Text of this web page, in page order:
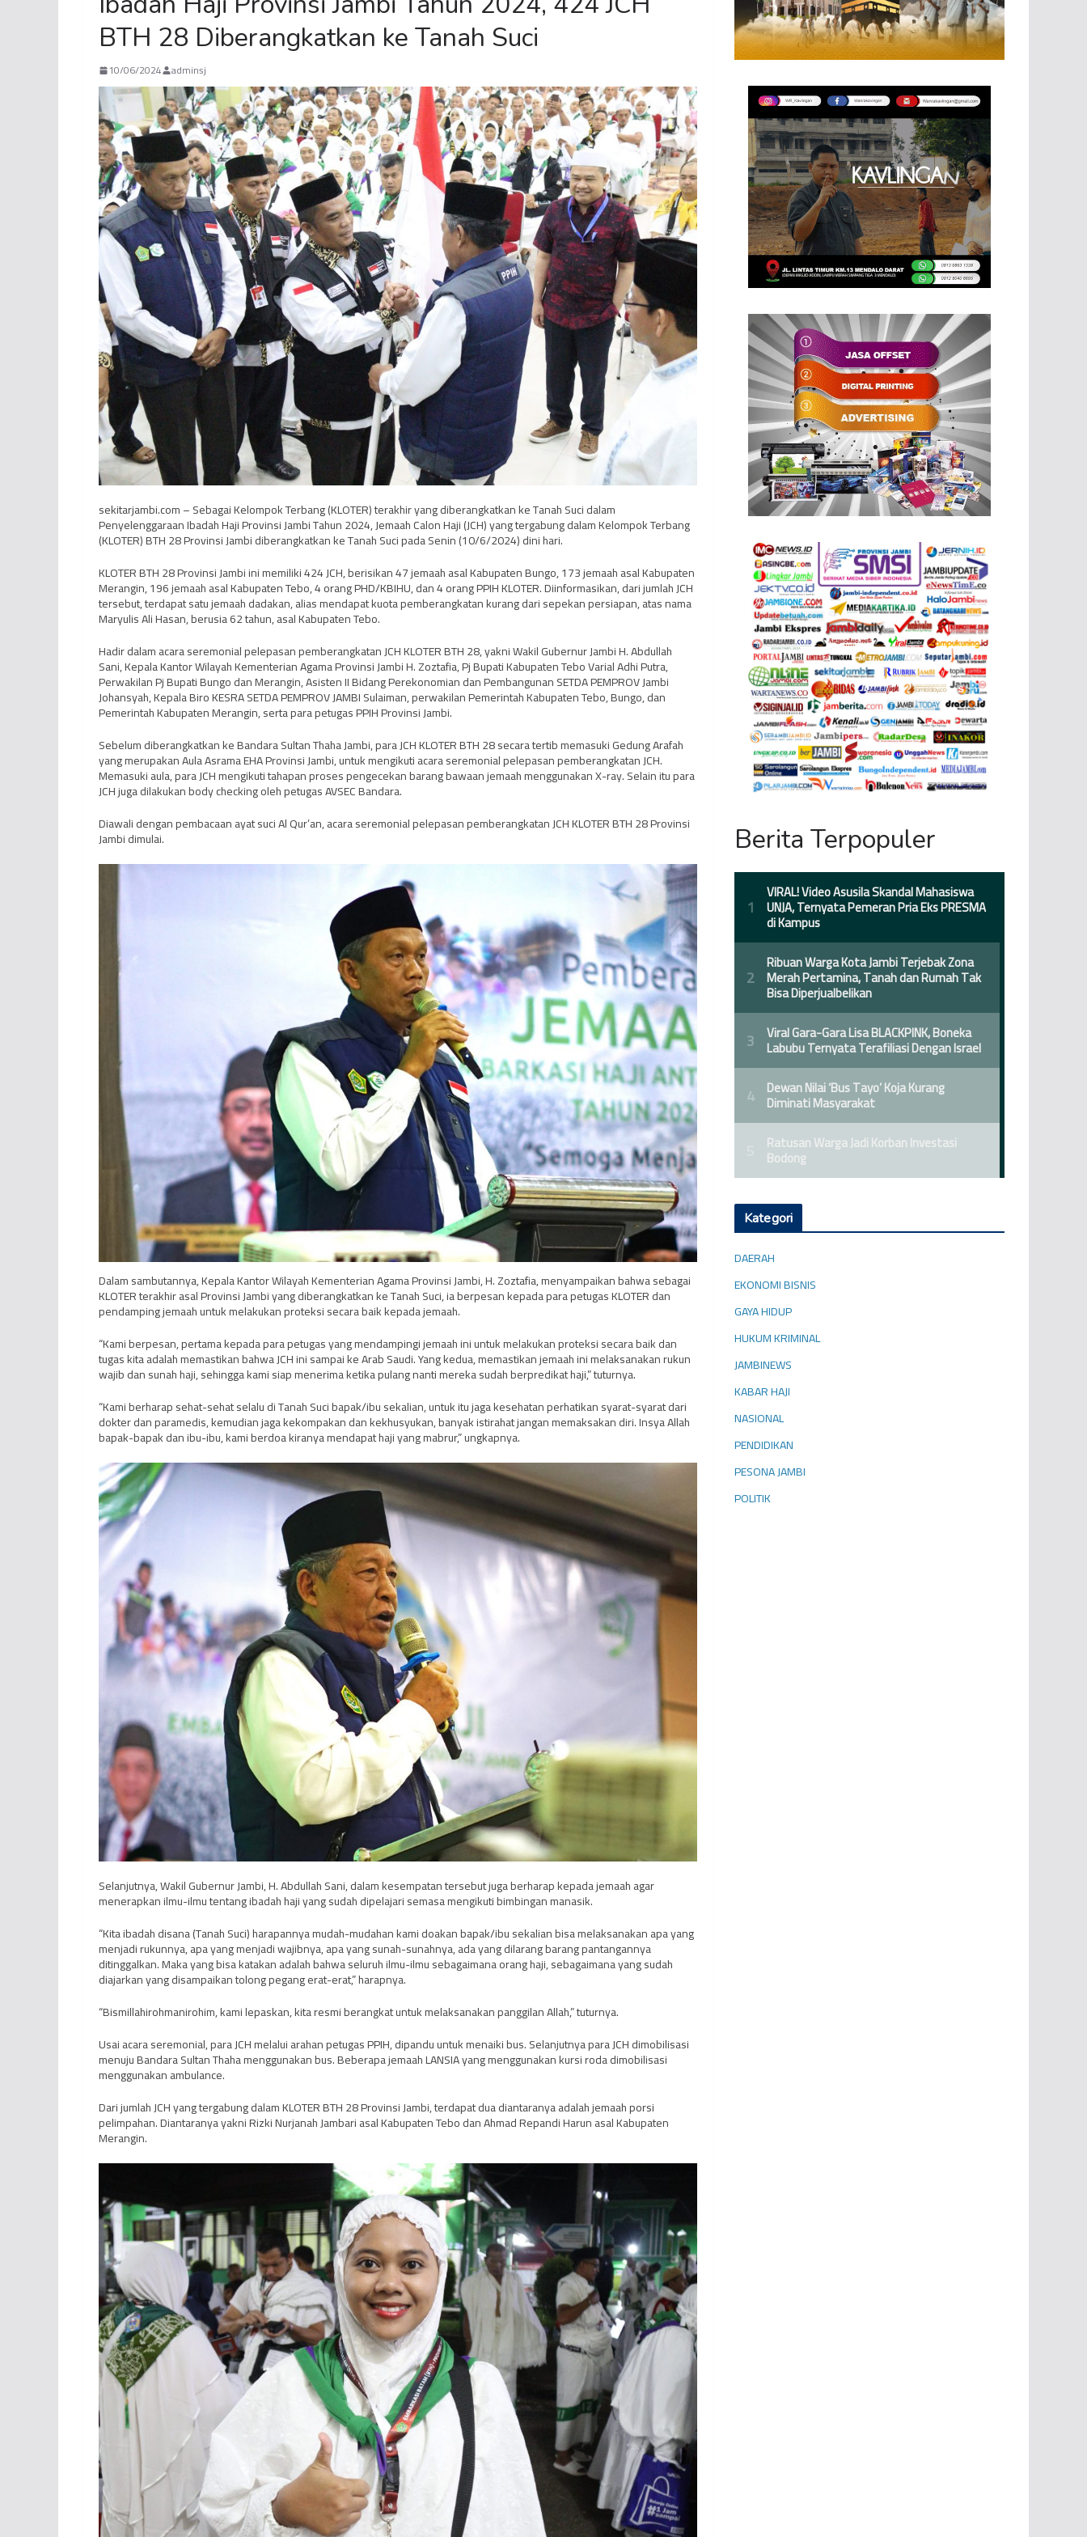
BTH 28 Diberangkatkan ke Tanah Suci
10/06/2024 adminsj
sekitarjambi.com – Sebagai Kelompok Terbang (KLOTER) terakhir yang diberangkatkan ke Tanah Suci dalam
Penyelenggaraan Ibadah Haji Provinsi Jambi Tahun 2024, Jemaah Calon Haji (JCH) yang tergabung dalam Kelompok Terbang
(KLOTER) BTH 28 Provinsi Jambi diberangkatkan ke Tanah Suci pada Senin (10/6/2024) dini hari.
KLOTER BTH 28 Provinsi Jambi ini memiliki 424 JCH, berisikan 47 jemaah asal Kabupaten Bungo, 173 jemaah asal Kabupaten
Merangin, 196 jemaah asal Kabupaten Tebo, 4 orang PHD/KBIHU, dan 4 orang PPIH KLOTER. Diinformasikan, dari jumlah JCH
tersebut, terdapat satu jemaah dadakan, alias mendapat kuota pemberangkatan kurang dari sepekan persiapan, atas nama
Maryulis Ali Hasan, berusia 62 tahun, asal Kabupaten Tebo.
Hadir dalam acara seremonial pelepasan pemberangkatan JCH KLOTER BTH 28, yakni Wakil Gubernur Jambi H. Abdullah
Sani, Kepala Kantor Wilayah Kementerian Agama Provinsi Jambi H. Zoztafia, Pj Bupati Kabupaten Tebo Varial Adhi Putra,
Perwakilan Pj Bupati Bungo dan Merangin, Asisten II Bidang Perekonomian dan Pembangunan SETDA PEMPROV Jambi
Johansyah, Kepala Biro KESRA SETDA PEMPROV JAMBI Sulaiman, perwakilan Pemerintah Kabupaten Tebo, Bungo, dan
Pemerintah Kabupaten Merangin, serta para petugas PPIH Provinsi Jambi.
Sebelum diberangkatkan ke Bandara Sultan Thaha Jambi, para JCH KLOTER BTH 28 secara tertib memasuki Gedung Arafah
yang merupakan Aula Asrama EHA Provinsi Jambi, untuk mengikuti acara seremonial pelepasan pemberangkatan JCH.
Memasuki aula, para JCH mengikuti tahapan proses pengecekan barang bawaan jemaah menggunakan X-ray. Selain itu para
JCH juga dilakukan body checking oleh petugas AVSEC Bandara.
Diawali dengan pembacaan ayat suci Al Qur’an, acara seremonial pelepasan pemberangkatan JCH KLOTER BTH 28 Provinsi
Jambi dimulai.
Dalam sambutannya, Kepala Kantor Wilayah Kementerian Agama Provinsi Jambi, H. Zoztafia, menyampaikan bahwa sebagai
KLOTER terakhir asal Provinsi Jambi yang diberangkatkan ke Tanah Suci, ia berpesan kepada para petugas KLOTER dan
pendamping jemaah untuk melakukan proteksi secara baik kepada jemaah.
“Kami berpesan, pertama kepada para petugas yang mendampingi jemaah ini untuk melakukan proteksi secara baik dan
tugas kita adalah memastikan bahwa JCH ini sampai ke Arab Saudi. Yang kedua, memastikan jemaah ini melaksanakan rukun
wajib dan sunah haji, sehingga kami siap menerima ketika pulang nanti mereka sudah berpredikat haji,” tuturnya.
“Kami berharap sehat-sehat selalu di Tanah Suci bapak/ibu sekalian, untuk itu jaga kesehatan perhatikan syarat-syarat dari
dokter dan paramedis, kemudian jaga kekompakan dan kekhusyukan, banyak istirahat jangan memaksakan diri. Insya Allah
bapak-bapak dan ibu-ibu, kami berdoa kiranya mendapat haji yang mabrur,” ungkapnya.
Selanjutnya, Wakil Gubernur Jambi, H. Abdullah Sani, dalam kesempatan tersebut juga berharap kepada jemaah agar
menerapkan ilmu-ilmu tentang ibadah haji yang sudah dipelajari semasa mengikuti bimbingan manasik.
“Kita ibadah disana (Tanah Suci) harapannya mudah-mudahan kami doakan bapak/ibu sekalian bisa melaksanakan apa yang
menjadi rukunnya, apa yang menjadi wajibnya, apa yang sunah-sunahnya, ada yang dilarang barang pantangannya
ditinggalkan. Maka yang bisa katakan adalah bahwa seluruh ilmu-ilmu sebagaimana orang haji, sebagaimana yang sudah
diajarkan yang disampaikan tolong pegang erat-erat,” harapnya.
“Bismillahirohmanirohim, kami lepaskan, kita resmi berangkat untuk melaksanakan panggilan Allah,” tuturnya.
Usai acara seremonial, para JCH melalui arahan petugas PPIH, dipandu untuk menaiki bus. Selanjutnya para JCH dimobilisasi
menuju Bandara Sultan Thaha menggunakan bus. Beberapa jemaah LANSIA yang menggunakan kursi roda dimobilisasi
menggunakan ambulance.
Dari jumlah JCH yang tergabung dalam KLOTER BTH 28 Provinsi Jambi, terdapat dua diantaranya adalah jemaah porsi
pelimpahan. Diantaranya yakni Rizki Nurjanah Jambari asal Kabupaten Tebo dan Ahmad Repandi Harun asal Kabupaten
Merangin.
Berita Terpopuler
Kategori
DAERAH
EKONOMI BISNIS
GAYA HIDUP
HUKUM KRIMINAL
JAMBINEWS
KABAR HAJI
NASIONAL
PENDIDIKAN
PESONA JAMBI
POLITIK